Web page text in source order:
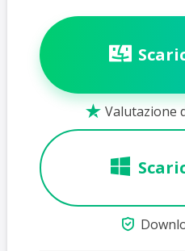
 Valutazione
